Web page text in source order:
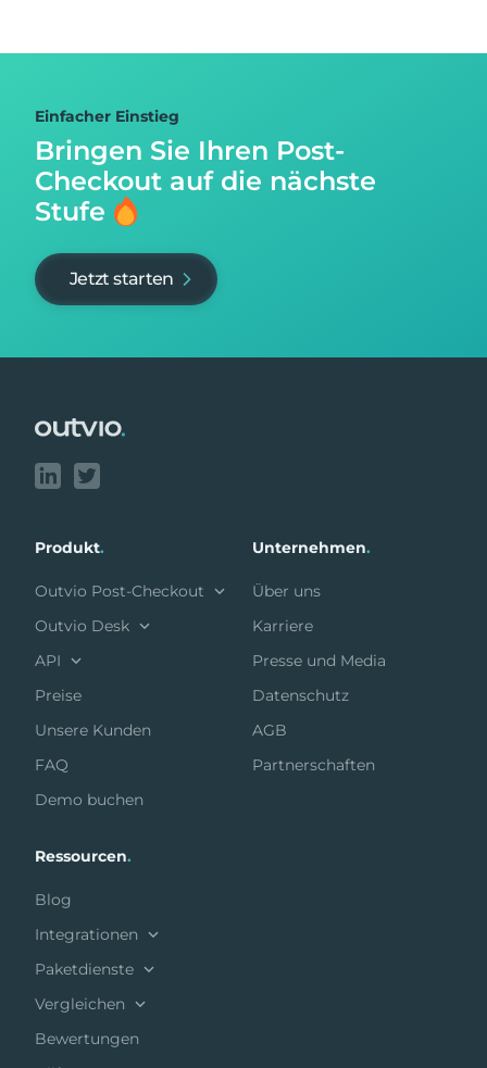
Einfacher Einstieg
Bringen Sie Ihren Post-
Checkout auf die nächste
Stufe
Jetzt starten
Produkt.
Outvio Post-Checkout
Outvio Desk
API
Preise
Unsere Kunden
FAQ
Demo buchen
Unternehmen.
Über uns
Karriere
Presse und Media
Datenschutz
AGB
Partnerschaften
Ressourcen.
Blog
Integrationen
Paketdienste
Vergleichen
Bewertungen